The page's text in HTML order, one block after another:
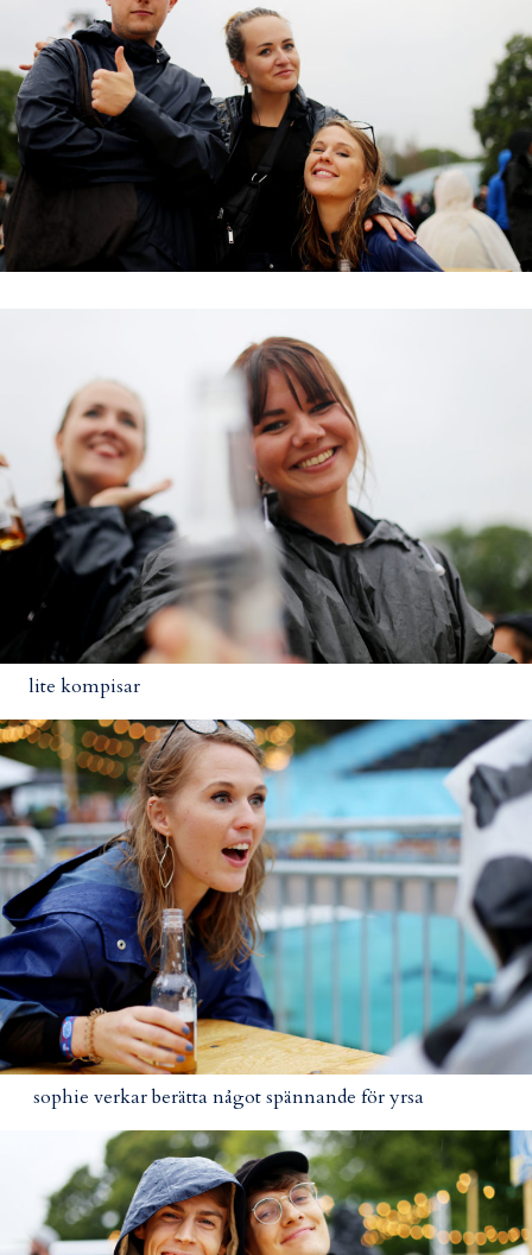
lite kompisar
sophie verkar berätta något spännande för yrsa